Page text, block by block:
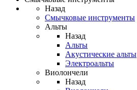
Назад
Смычковые инструменты
Альты
Назад
Альты
Акустические альты
Электроальты
Виолончели
Назад